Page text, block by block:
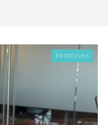
ENTREVUES